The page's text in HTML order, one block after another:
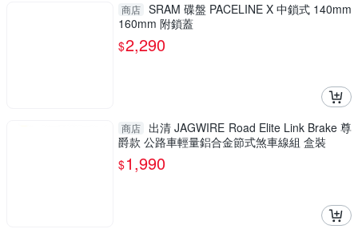
商店 SRAM 碟盤 PACELINE X 中鎖式 140mm
160mm 附鎖蓋
$2,290
商店
出清 JAGWIRE Road Elite Link Brake 尊
爵款 公路車輕量鋁合金節式煞車線組 盒裝
$1,990